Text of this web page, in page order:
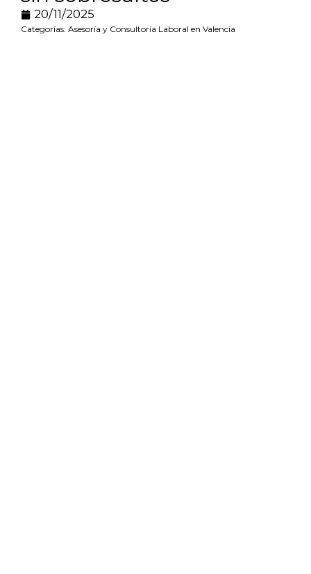
20/11/2025
Categorías: Asesoría y Consultoría Laboral en Valencia